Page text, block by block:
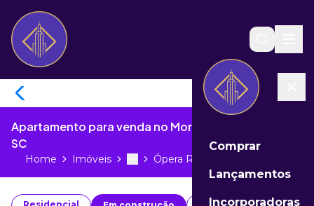
Comprar
Lançamentos
Incorporadoras
Apartamento para venda no Morretes de Itapema -
SC
Home Imóveis More
Toggle menu
Ópera Residence Itapema...